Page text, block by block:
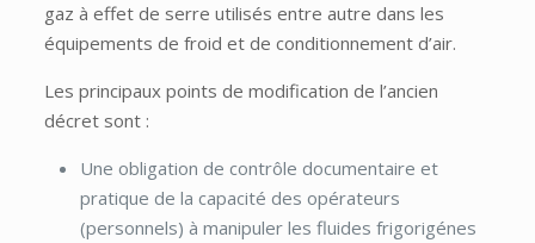
gaz à effet de serre utilisés entre autre dans les
équipements de froid et de conditionnement d’air.
Les principaux points de modification de l’ancien
décret sont :
Une obligation de contrôle documentaire et
pratique de la capacité des opérateurs
(personnels) à manipuler les fluides frigorigénes